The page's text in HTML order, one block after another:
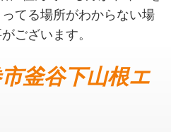
てる場所がわからない場
ございます。
釜谷下山根エ